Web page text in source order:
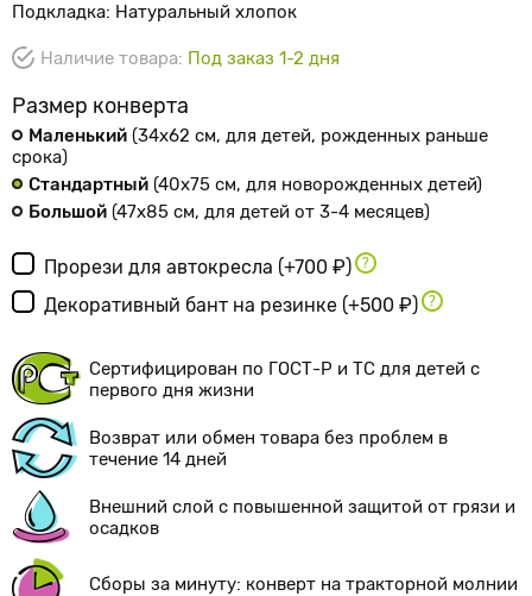
Подкладка: Натуральный хлопок
Наличие товара: Под заказ 1-2 дня
Размер конверта
Маленький (34х62 см, для детей, рожденных раньше
срока)
Стандартный (40х75 см, для новорожденных детей)
Большой (47х85 см, для детей от 3-4 месяцев)
Прорези для автокресла (+700 ₽)
Декоративный бант на резинке (+500 ₽)
Сертифицирован по ГОСТ-Р и ТС для детей с
первого дня жизни
Возврат или обмен товара без проблем в
течение 14 дней
Внешний слой с повышенной защитой от грязи и
осадков
Сборы за минуту: конверт на тракторной молнии